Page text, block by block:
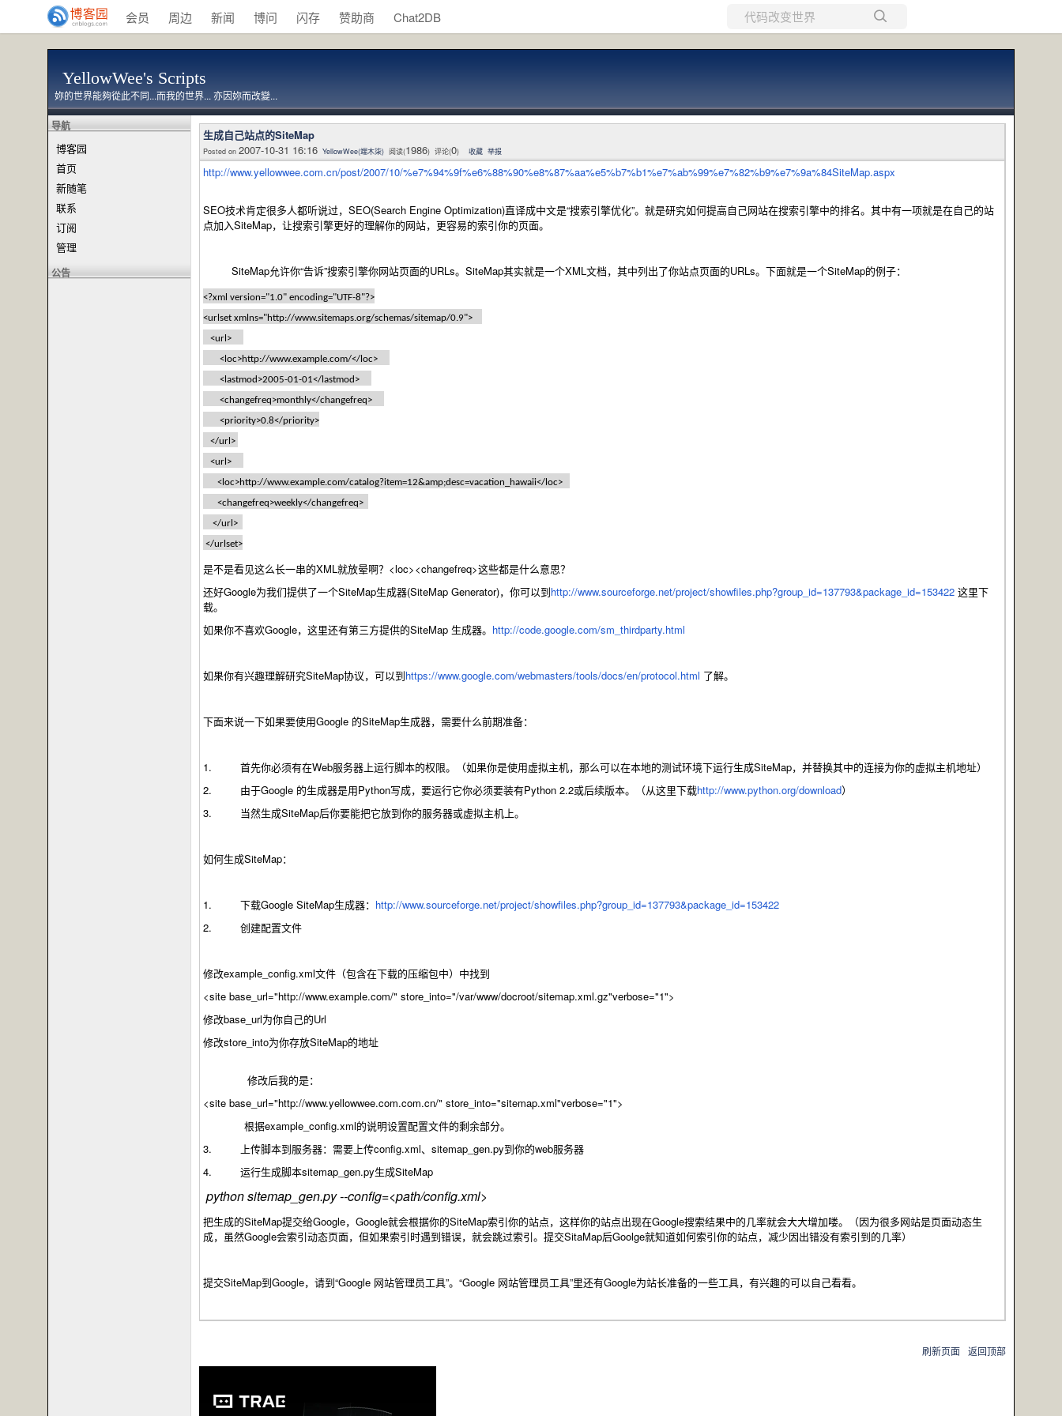
会员 周边 新闻 博问 闪存 赞助商 Chat2DB
YellowWee's Scripts
妳的世界能夠從此不同...而我的世界... 亦因妳而改變...
导航
博客园
首页
新随笔
联系
订阅
管理
公告
生成自己站点的SiteMap
Posted on 2007-10-31 16:16 YellowWee(端木柒) 阅读(1986) 评论(0) 收藏 举报
http://www.yellowwee.com.cn/post/2007/10/%e7%94%9f%e6%88%90%e8%87%aa%e5%b7%b1%e7%ab%99%e7%82%b9%e7%9a%84SiteMap.aspx
SEO技术肯定很多人都听说过，SEO(Search Engine Optimization)直译成中文是“搜索引擎优化”。就是研究如何提高自己网站在搜索引擎中的排名。其中有一项就是在自己的站
点加入SiteMap，让搜索引擎更好的理解你的网站，更容易的索引你的页面。
SiteMap允许你“告诉”搜索引擎你网站页面的URLs。SiteMap其实就是一个XML文档，其中列出了你站点页面的URLs。下面就是一个SiteMap的例子：
<?xml version="1.0" encoding="UTF-8"?>
<urlset xmlns="http://www.sitemaps.org/schemas/sitemap/0.9">
<url>
<loc>http://www.example.com/</loc>
<lastmod>2005-01-01</lastmod>
<changefreq>monthly</changefreq>
<priority>0.8</priority>
</url>
<url>
<loc>http://www.example.com/catalog?item=12&amp;desc=vacation_hawaii</loc>
<changefreq>weekly</changefreq>
</url>
</urlset>
是不是看见这么长一串的XML就放晕啊？<loc><changefreq>这些都是什么意思？
还好Google为我们提供了一个SiteMap生成器(SiteMap Generator)，你可以到http://www.sourceforge.net/project/showfiles.php?group_id=137793&package_id=153422 这里下
载。
如果你不喜欢Google，这里还有第三方提供的SiteMap 生成器。 http://code.google.com/sm_thirdparty.html
如果你有兴趣理解研究SiteMap协议，可以到https://www.google.com/webmasters/tools/docs/en/protocol.html 了解。
下面来说一下如果要使用Google 的SiteMap生成器，需要什么前期准备：
1. 首先你必须有在Web服务器上运行脚本的权限。（如果你是使用虚拟主机，那么可以在本地的测试环境下运行生成SiteMap，并替换其中的连接为你的虚拟主机地址）
2. 由于Google 的生成器是用Python写成，要运行它你必须要装有Python 2.2或后续版本。（从这里下载http://www.python.org/download）
3. 当然生成SiteMap后你要能把它放到你的服务器或虚拟主机上。
如何生成SiteMap：
1. 下载Google SiteMap生成器： http://www.sourceforge.net/project/showfiles.php?group_id=137793&package_id=153422
2. 创建配置文件
修改example_config.xml文件（包含在下载的压缩包中）中找到
<site base_url="http://www.example.com/" store_into="/var/www/docroot/sitemap.xml.gz"verbose="1">
修改base_url为你自己的Url
修改store_into为你存放SiteMap的地址
修改后我的是：
<site base_url="http://www.yellowwee.com.com.cn/" store_into="sitemap.xml"verbose="1">
根据example_config.xml的说明设置配置文件的剩余部分。
3. 上传脚本到服务器：需要上传config.xml、sitemap_gen.py到你的web服务器
4. 运行生成脚本sitemap_gen.py生成SiteMap
python sitemap_gen.py --config=<path/config.xml>
把生成的SiteMap提交给Google，Google就会根据你的SiteMap索引你的站点，这样你的站点出现在Google搜索结果中的几率就会大大增加喽。（因为很多网站是页面动态生
成，虽然Google会索引动态页面，但如果索引时遇到错误，就会跳过索引。提交SitaMap后Goolge就知道如何索引你的站点，减少因出错没有索引到的几率）
提交SiteMap到Google，请到“Google 网站管理员工具”。“Google 网站管理员工具”里还有Google为站长准备的一些工具，有兴趣的可以自己看看。
刷新页面 返回顶部